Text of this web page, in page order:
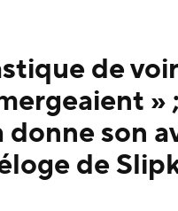
de
»
son
de